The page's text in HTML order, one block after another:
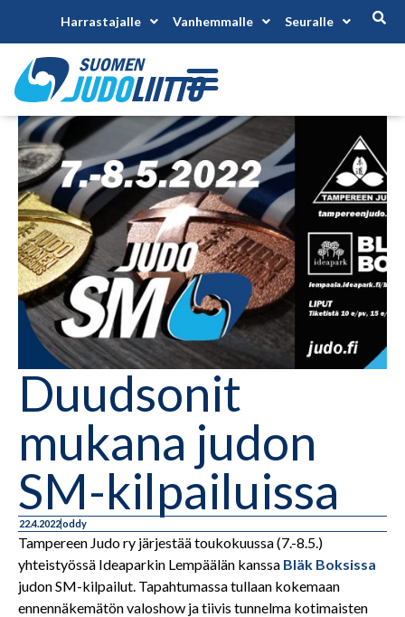
Harrastajalle Vanhemmalle Seuralle
Duudsonit
mukana judon
SM-kilpailuissa
22.4.2022oddy
Tampereen Judo ry järjestää toukokuussa (7.-8.5.)
yhteistyössä Ideaparkin Lempäälän kanssa Bläk Boksissa
judon SM-kilpailut. Tapahtumassa tullaan kokemaan
ennennäkemätön valoshow ja tiivis tunnelma kotimaisten